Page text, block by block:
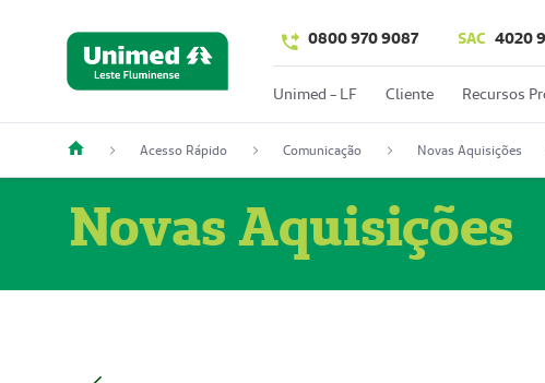
0800 970 9087 SAC 4020
Unimed - LF Cliente Recursos
Acesso Rápido Comunicação Novas Aquisições
Novas Aquisições